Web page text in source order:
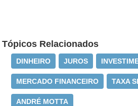
Tópicos Relacionados
DINHEIRO JUROS
MERCADO FINANCEIRO TAXA
ANDRÉ MOTTA